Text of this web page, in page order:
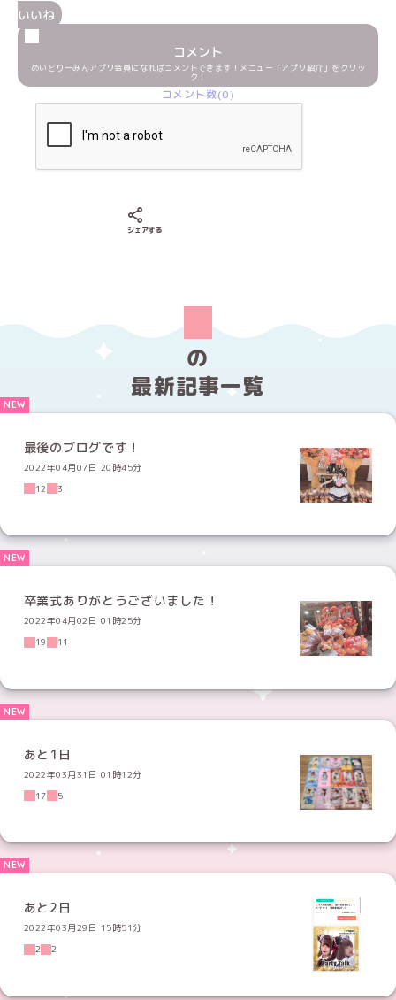
いいね
コメント
めいどりーみんアプリ会員になればコメントできます！メニュー「アプリ紹介」をクリッ
ク！
コメント数(0)
シェアする
の
最新記事一覧
最後のブログです！
2022年04月07日 20時45分
12
3
卒業式ありがとうございました！
2022年04月02日 01時25分
19
11
あと1日
2022年03月31日 01時12分
17
5
あと2日
2022年03月29日 15時51分
2
2